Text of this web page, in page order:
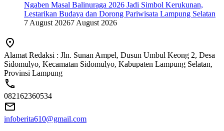
Ngaben Masal Balinuraga 2026 Jadi Simbol Kerukunan,
Lestarikan Budaya dan Dorong Pariwisata Lampung Selatan
7 August 20267 August 2026
Alamat Redaksi : Jln. Sunan Ampel, Dusun Umbul Keong 2, Desa
Sidomulyo, Kecamatan Sidomulyo, Kabupaten Lampung Selatan,
Provinsi Lampung
082162360534
infoberita610@gmail.com